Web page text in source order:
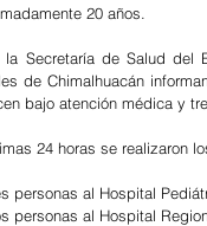
20 años.
la Secretaría de Salud del
de Chimalhuacán
bajo atención médica y
24 horas se realizaron
personas al Hospital
personas al Hospital